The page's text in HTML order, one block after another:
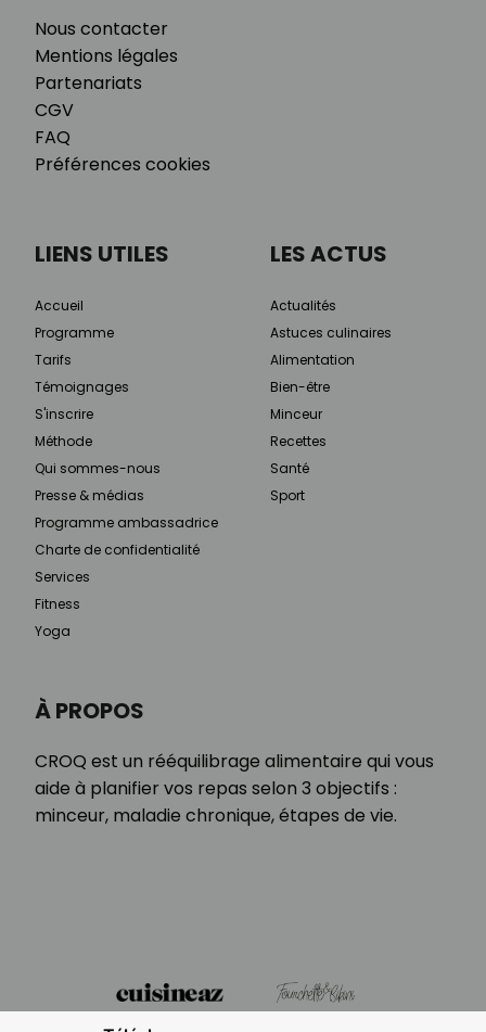
Nous contacter
Mentions légales
Partenariats
CGV
FAQ
Préférences cookies
À PROPOS
CROQ est un rééquilibrage alimentaire qui vous
aide à planifier vos repas selon 3 objectifs :
minceur, maladie chronique, étapes de vie.
LIENS UTILES
Accueil
Programme
Tarifs
Témoignages
S'inscrire
Méthode
Qui sommes-nous
Presse & médias
Programme ambassadrice
Charte de confidentialité
Services
Fitness
Yoga
LES ACTUS
Actualités
Astuces culinaires
Alimentation
Bien-être
Minceur
Recettes
Santé
Sport